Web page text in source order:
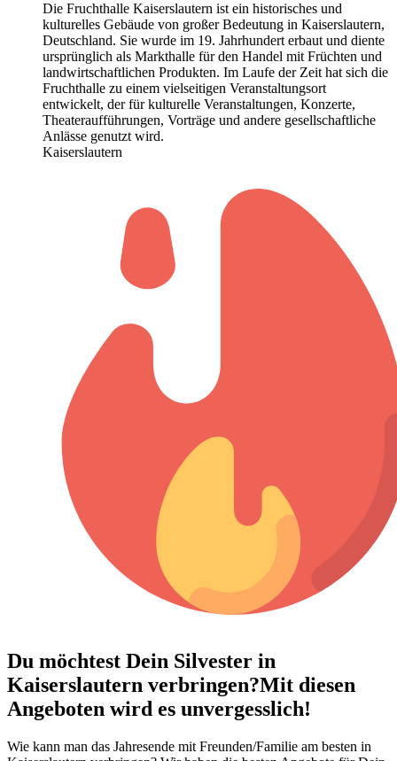
Die Fruchthalle Kaiserslautern ist ein historisches und
kulturelles Gebäude von großer Bedeutung in Kaiserslautern,
Deutschland. Sie wurde im 19. Jahrhundert erbaut und diente
ursprünglich als Markthalle für den Handel mit Früchten und
landwirtschaftlichen Produkten. Im Laufe der Zeit hat sich die
Fruchthalle zu einem vielseitigen Veranstaltungsort
entwickelt, der für kulturelle Veranstaltungen, Konzerte,
Theateraufführungen, Vorträge und andere gesellschaftliche
Anlässe genutzt wird.
Kaiserslautern
Du möchtest Dein Silvester in
Kaiserslautern verbringen?Mit diesen
Angeboten wird es unvergesslich!
Wie kann man das Jahresende mit Freunden/Familie am besten in